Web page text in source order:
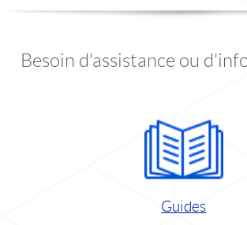
Besoin d'assistance ou
Guides